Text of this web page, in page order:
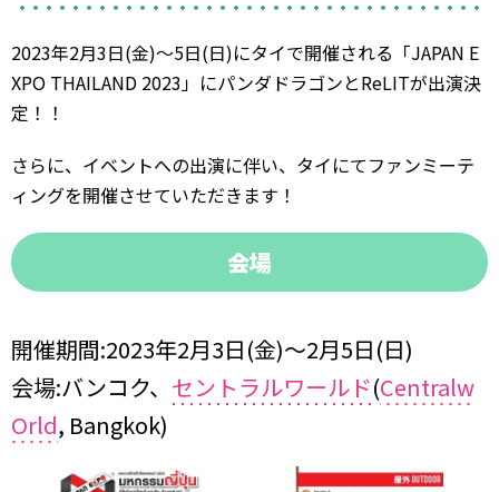
2023年2月3日(金)〜5日(日)にタイで開催される「JAPAN E
XPO THAILAND 2023」にパンダドラゴンとReLITが出演決
定！！
さらに、イベントへの出演に伴い、タイにてファンミーテ
ィングを開催させていただきます！
会場
開催期間:2023年2月3日(金)〜2月5日(日)
会場:バンコク、 セントラルワールド(Centralw
Orld, Bangkok)